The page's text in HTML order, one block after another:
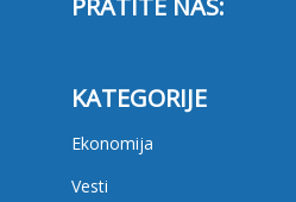
PRATITE NAS:
KATEGORIJE
Ekonomija
Vesti